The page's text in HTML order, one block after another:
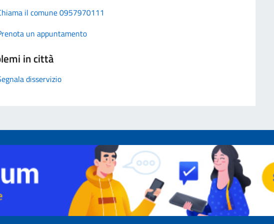
il comune 0957970111
un appuntamento
in città
disservizio